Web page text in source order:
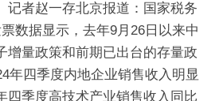
者赵一存北京报道：国家税务
数据显示，去年9月26日以来中
增量政策和前期已出台的存量政
年四季度内地企业销售收入明显
四季度高技术产业销售收入同比